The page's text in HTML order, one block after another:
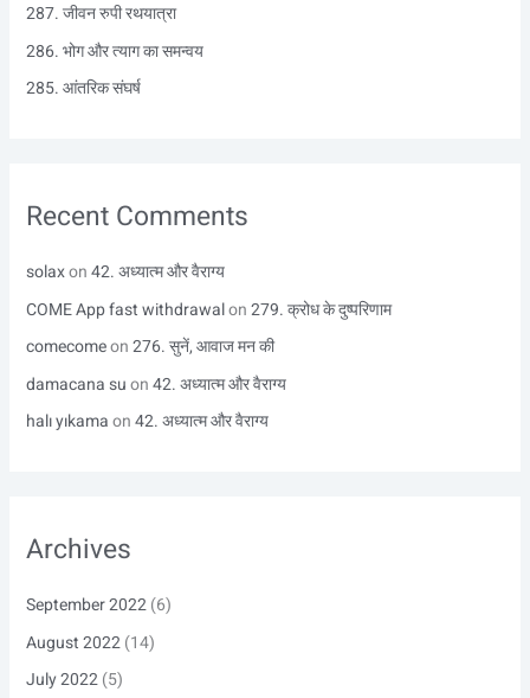
287. जीवन रुपी रथयात्रा
286. भोग और त्याग का समन्वय
285. आंतरिक संघर्ष
Recent Comments
solaxon42. अध्यात्म और वैराग्य
COME App fast withdrawalon279. क्रोध के दुष्परिणाम
comecomeon276. सुनें, आवाज मन की
damacana suon42. अध्यात्म और वैराग्य
halı yıkamaon42. अध्यात्म और वैराग्य
Archives
September 2022(6)
August 2022(14)
July 2022(5)